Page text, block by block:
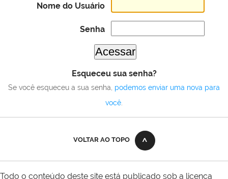
Nome do Usuário
Senha
Esqueceu sua senha?
Se você esqueceu a sua senha, podemos enviar uma nova para
você
VOLTAR AO TOPO
Todo o conteúdo deste site está publicado sob a licença